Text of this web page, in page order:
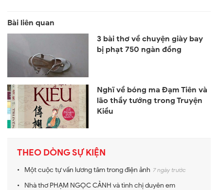
3 bài thơ về chuyện giày bay
bị phạt 750 ngàn đồng
Nghĩ về bóng ma Đạm Tiên và
lão thầy tướng trong Truyện
Kiều
THEO DÒNG SỰ KIỆN
Một cuộc tự vấn lương tâm trong điện ảnh 7 ngày trước
Nhà thơ PHẠM NGỌC CẢNH và tình chị duyên em